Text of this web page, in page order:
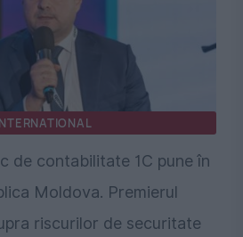
de contabilitate 1C pune în
Moldova. Premierul
riscurilor de securitate